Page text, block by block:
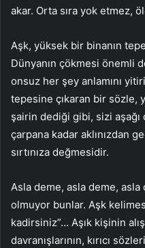
akar. Orta sıra yok etmez,
Aşk, yüksek bir binanın
Dünyanın çökmesi önemli
onsuz her şey anlamını
tepesine çıkaran bir sözle,
şairin dediği gibi, sizi
çarpana kadar aklınızdan
sırtınıza değmesidir.
Asla deme, asla deme, asla
olmuyor bunlar. Aşk
kadirsiniz”… Aşık kişinin
davranışlarının, kırıcı